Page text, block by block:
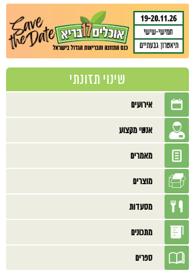
שינוי תזונתי
אירועים
אנשי מקצוע
מאמרים
מוצרים
מסעדות
מתכונים
ספרים